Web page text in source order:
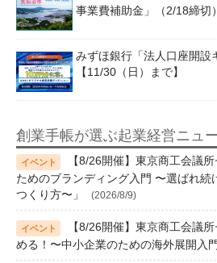
事業費補助金」（2/18締切）
みずほ銀行「法人口座開設
【11/30（日）まで】
創業手帳が選ぶ起業経営ニュ
【8/26開催】東京商工会議
ためのブランディング入門 〜選ばれ続
つくり方〜」
(2026/8/9)
【8/26開催】東京商工会議
める！〜中小企業のための海外展開入門